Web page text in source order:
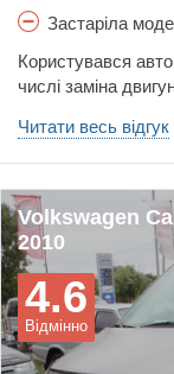
Застаріла
Користувався
числі заміна
замінити на нове.
знати.
Читати весь відгук
Volkswagen
2010
Відмінно
4.6